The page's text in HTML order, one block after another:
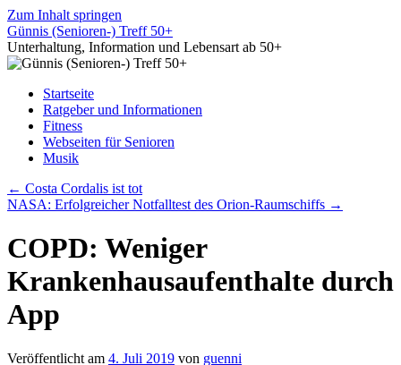
Zum Inhalt springen
Günnis (Senioren-) Treff 50+
Unterhaltung, Information und Lebensart ab 50+
Startseite
Ratgeber und Informationen
Fitness
Webseiten für Senioren
Musik
← Costa Cordalis ist tot
NASA: Erfolgreicher Notfalltest des Orion-Raumschiffs →
COPD: Weniger
Krankenhausaufenthalte durch
App
Veröffentlicht am 4. Juli 2019 von guenni